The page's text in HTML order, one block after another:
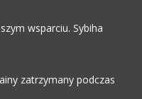
wsparciu. Sybiha
zatrzymany podczas